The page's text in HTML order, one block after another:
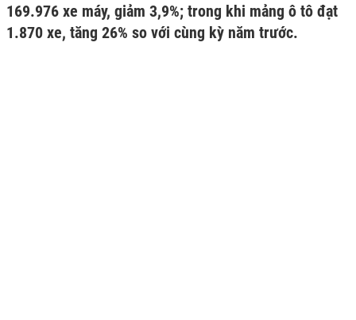
169.976 xe máy, giảm 3,9%; trong khi mảng ô tô đạt
1.870 xe, tăng 26% so với cùng kỳ năm trước.